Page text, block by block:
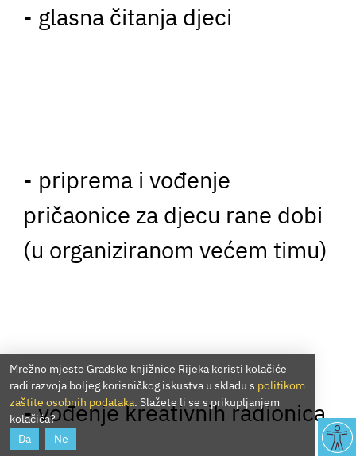
- glasna čitanja djeci
- priprema i vođenje
pričaonice za djecu rane dobi
(u organiziranom većem timu)
- vođenje kreativnih radionica
Mrežno mjesto Gradske knjižnice Rijeka koristi kolačiće
radi razvoja boljeg korisničkog iskustva u skladu s politikom
zaštite osobnih podataka. Slažete li se s prikupljanjem
kolačića?
Da
Ne